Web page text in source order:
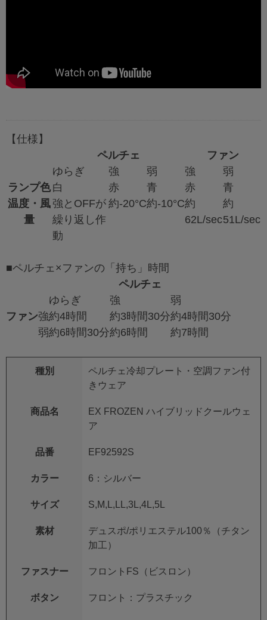
【仕様】
ペルチェ
ファン
ゆらぎ
強 弱 強
弱
ランプ色 白 赤 青 赤
青
温度・風
量
強とOFFが
繰り返し作
動
約-20°C約-10°C約
62L/sec
約
51L/sec
■ペルチェ×ファンの「持ち」時間
ペルチェ
ゆらぎ
強
弱
ファン強約4時間 約3時間30分約4時間30分
弱約6時間30分約6時間 約7時間
種別
ペルチェ冷却プレート・空調ファン付
きウェア
商品名
EX FROZEN ハイブリッドクールウェ
ア
品番 EF92592S
カラー 6：シルバー
サイズ S,M,L,LL,3L,4L,5L
素材
デュスポ/ポリエステル100％（チタン
加工）
ファスナー フロントFS（ビスロン）
ボタン フロント：プラスチック